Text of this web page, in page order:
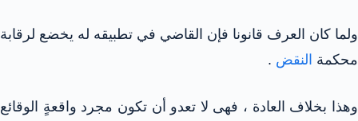
ولما كان العرف قانونا فإن القاضي في تطبيقه له يخضع لرقابة
محكمة النقض .
وهذا بخلاف العادة ، فهى لا تعدو أن تكون مجرد واقعةٍ الوقائع